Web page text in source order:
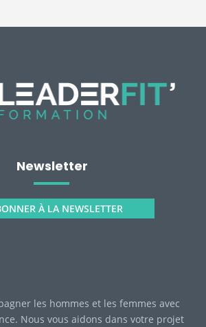
Newsletter
À LA NEWSLETTER
les hommes et les femmes avec
Nous vous aidons dans votre projet